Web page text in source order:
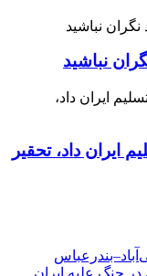
نباشید
ایران داد، تحقیر